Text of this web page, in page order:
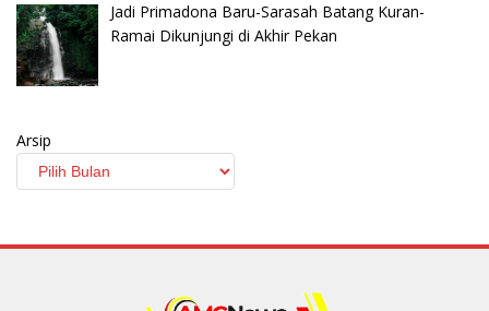
Jadi Primadona Baru-Sarasah Batang Kuran-
Ramai Dikunjungi di Akhir Pekan
Arsip